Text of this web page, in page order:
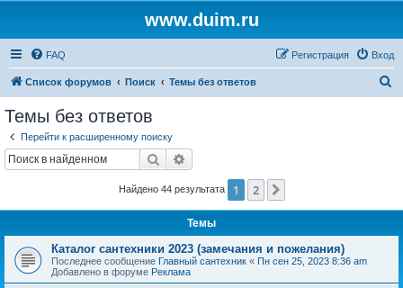
www.duim.ru
FAQ Вход
Регистрация
Список форумов Поиск Темы без ответов
Темы без ответов
Перейти к расширенному поиску
Поиск
Найдено 44 результата 1 2
Темы
Каталог сантехники 2023 (замечания и пожелания)
Последнее сообщение Главный сантехник « Пн сен 25, 2023 8:36 am
Добавлено в форуме Реклама